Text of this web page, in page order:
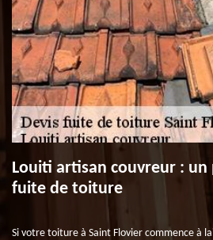
Louiti artisan couvreur : un
fuite de toiture
Si votre toiture à Saint Flovier commence à